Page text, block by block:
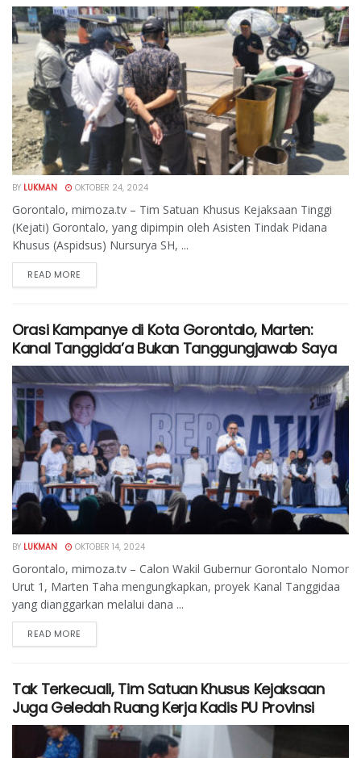
BY LUKMAN OKTOBER 24, 2024
Gorontalo, mimoza.tv – Tim Satuan Khusus Kejaksaan Tinggi
(Kejati) Gorontalo, yang dipimpin oleh Asisten Tindak Pidana
Khusus (Aspidsus) Nursurya SH, ...
READ MORE
Orasi Kampanye di Kota Gorontalo, Marten:
Kanal Tanggida’a Bukan Tanggungjawab Saya
BY LUKMAN OKTOBER 14, 2024
Gorontalo, mimoza.tv – Calon Wakil Gubernur Gorontalo Nomor
Urut 1, Marten Taha mengungkapkan, proyek Kanal Tanggidaa
yang dianggarkan melalui dana ...
READ MORE
Tak Terkecuali, Tim Satuan Khusus Kejaksaan
Juga Geledah Ruang Kerja Kadis PU Provinsi